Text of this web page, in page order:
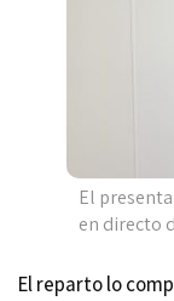
El
en directo
El reparto lo